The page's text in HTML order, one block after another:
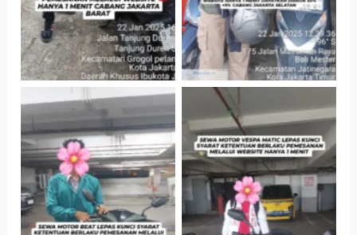
Cityplaza
Jatinegara Gedung
Cityplaza
Jatinegara Gedung